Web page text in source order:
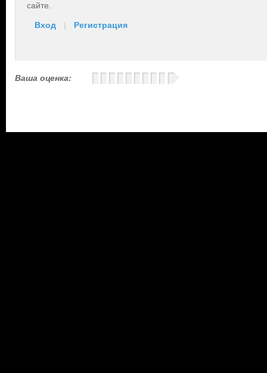
сайте.
Вход | Регистрация
Ваша оценка: